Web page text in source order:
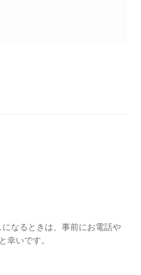
なるときは、事前にお電話や
幸いです。